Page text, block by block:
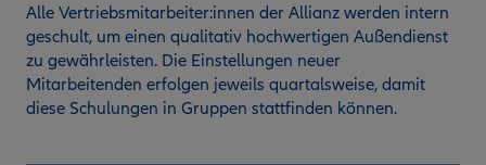
Alle Vertriebsmitarbeiter:innen der Allianz werden intern
geschult, um einen qualitativ hochwertigen Außendienst
zu gewährleisten. Die Einstellungen neuer
Mitarbeitenden erfolgen jeweils quartalsweise, damit
diese Schulungen in Gruppen stattfinden können.